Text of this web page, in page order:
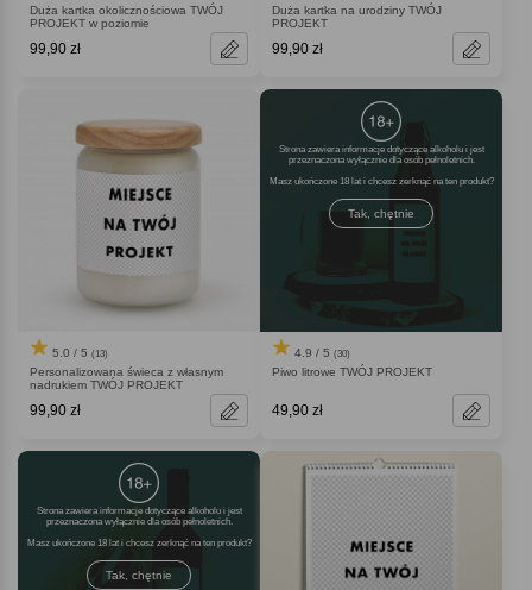
Duża kartka okolicznościowa TWÓJ
PROJEKT w poziomie
99,90 zł
Duża kartka na urodziny TWÓJ
PROJEKT
99,90 zł
5.0 / 5 (13)
Personalizowana świeca z własnym
nadrukiem TWÓJ PROJEKT
99,90 zł
Strona zawiera informacje dotyczące alkoholu i jest
przeznaczona wyłącznie dla osób pełnoletnich.
Masz ukończone 18 lat i chcesz zerknąć na ten produkt
Tak, chętnie
4.9 / 5 (30)
Piwo litrowe TWÓJ PROJEKT
49,90 zł
Strona zawiera informacje dotyczące alkoholu i jest
przeznaczona wyłącznie dla osób pełnoletnich.
Masz ukończone 18 lat i chcesz zerknąć na ten produkt
Tak, chętnie